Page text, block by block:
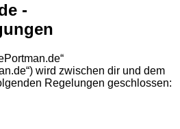
-
wird zwischen dir und dem
Regelungen geschlossen: